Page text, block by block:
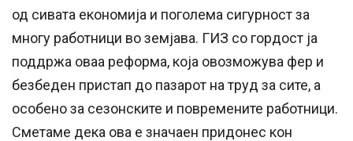
од сивата економија и поголема сигурност за
многу работници во земјава. ГИЗ со гордост ја
поддржа оваа реформа, која овозможува фер и
безбеден пристап до пазарот на труд за сите, a
особено за сезонските и повремените работници.
Сметаме дека ова е значаен придонес кон